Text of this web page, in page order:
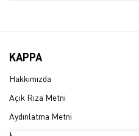
KAPPA
Hakkımızda
Açık Rıza Metni
Aydınlatma Metni